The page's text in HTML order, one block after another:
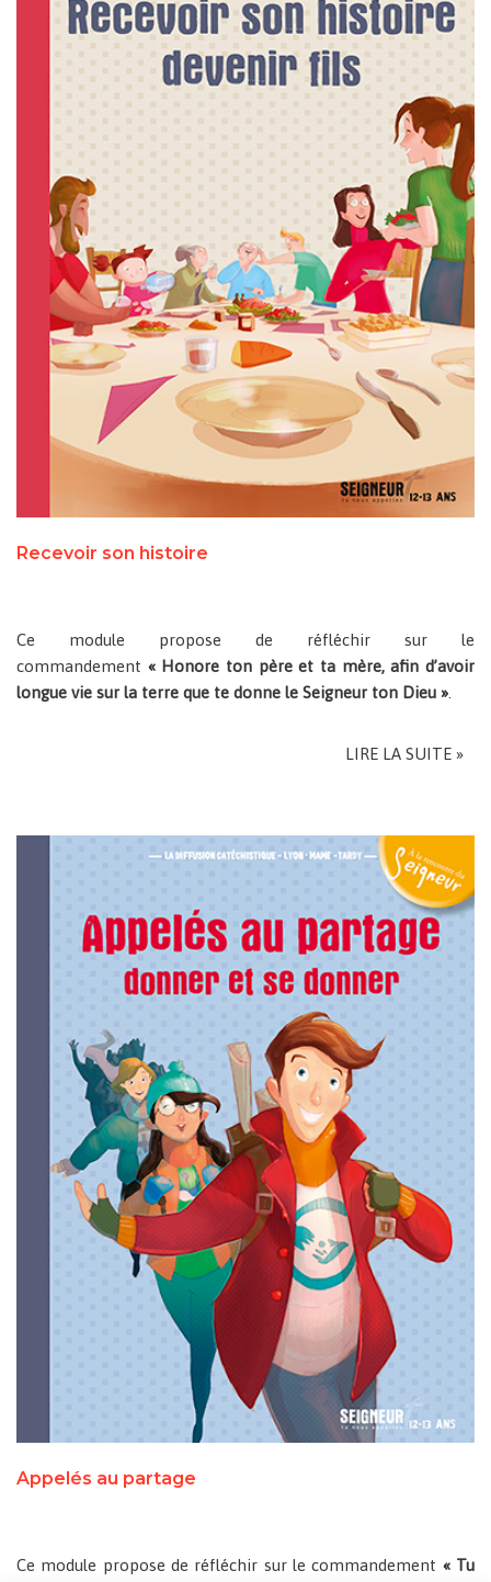
Recevoir son histoire
Ce module propose de réfléchir sur le
commandement « Honore ton père et ta mère, afin d’avoir
longue vie sur la terre que te donne le Seigneur ton Dieu »
LIRE LA SUITE »
Appelés au partage
Ce module propose de réfléchir sur le commandement « Tu